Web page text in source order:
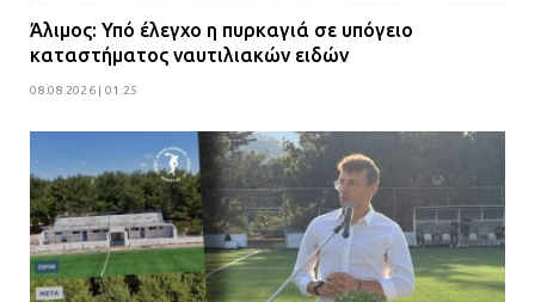
Άλιμος: Υπό έλεγχο η πυρκαγιά σε υπόγειο
καταστήματος ναυτιλιακών ειδών
08.08.2026 | 01:25